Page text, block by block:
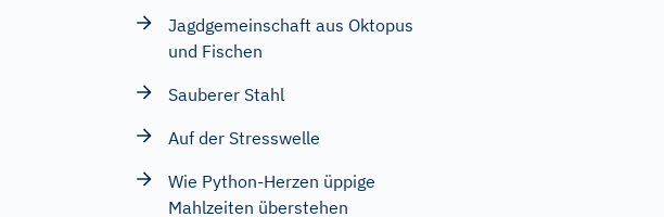
Jagdgemeinschaft aus Oktopus
und Fischen
Sauberer Stahl
Auf der Stresswelle
Wie Python-Herzen üppige
Mahlzeiten überstehen